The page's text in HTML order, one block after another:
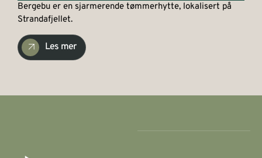
Bergebu er en sjarmerende tømmerhytte, lokalisert på
Strandafjellet.
Les mer